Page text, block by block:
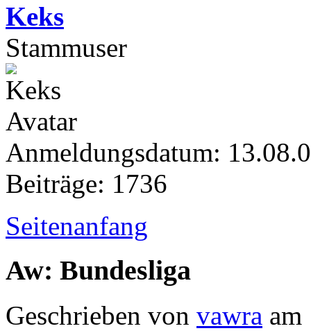
Keks
Stammuser
Anmeldungsdatum:
Beiträge: 1736
Seitenanfang
Aw: Bundesliga
Geschrieben von vawra am